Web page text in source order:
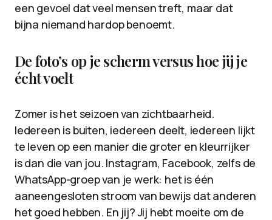
een gevoel dat veel mensen treft, maar dat
bijna niemand hardop benoemt.
De foto’s op je scherm versus hoe jij je
écht voelt
Zomer is het seizoen van zichtbaarheid.
Iedereen is buiten, iedereen deelt, iedereen lijkt
te leven op een manier die groter en kleurrijker
is dan die van jou. Instagram, Facebook, zelfs de
WhatsApp-groep van je werk: het is één
aaneengesloten stroom van bewijs dat anderen
het goed hebben. En jij? Jij hebt moeite om de